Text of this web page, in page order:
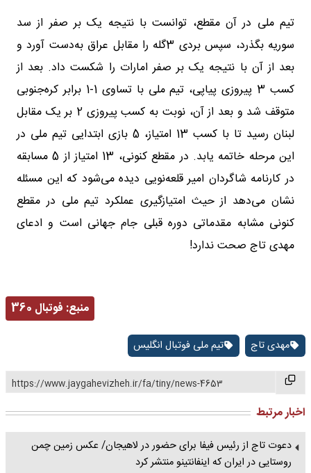
تیم ملی در آن مقطع، توانست با نتیجه یک بر صفر از سد
سوریه بگذرد، سپس بردی 3گله را مقابل عراق به‌دست آورد و
بعد از آن با نتیجه یک بر صفر امارات را شکست داد. بعد از
کسب 3 پیروزی پیاپی، تیم ملی با تساوی 1-1 برابر کره‌جنوبی
متوقف شد و بعد از آن، نوبت به کسب پیروزی 2 بر یک مقابل
لبنان رسید تا با کسب 13 امتیاز، 5 بازی ابتدایی تیم ملی در
این مرحله خاتمه یابد. در مقطع کنونی، 13 امتیاز از 5 مسابقه
در کارنامه شاگردان امیر قلعه‌نویی دیده می‌شود که این مسئله
نشان می‌دهد از حیث امتیازگیری عملکرد تیم ملی در مقطع
کنونی مشابه مقدماتی دوره قبلی جام جهانی است و ادعای
مهدی تاج صحت ندارد!
منبع: فوتبال 360
مهدی تاج تیم ملی فوتبال انگلیس
https://www.jaygahevizheh.ir/fa/tiny/news-4653
اخبار مرتبط
دعوت تاج از رئیس فیفا برای حضور در لاهیجان/ عکس زمین چمن
روستایی در ایران که اینفانتینو منتشر کرد